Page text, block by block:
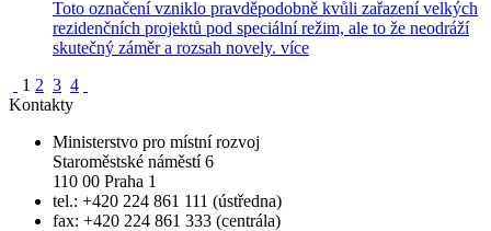
Toto označení vzniklo pravděpodobně kvůli zařazení velkých
rezidenčních projektů pod speciální režim, ale to že neodráží
skutečný záměr a rozsah novely. více
1 2 3 4
Kontakty
Ministerstvo pro místní rozvoj
Staroměstské náměstí 6
110 00 Praha 1
tel.: +420 224 861 111 (ústředna)
fax: +420 224 861 333 (centrála)